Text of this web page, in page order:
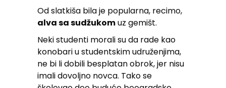
Od slatkiša bila je popularna, recimo,
alva sa sudžukomuz gemišt.
Neki studenti morali su da rade kao
konobari u studentskim udruženjima,
ne bi li dobili besplatan obrok, jer nisu
imali dovoljno novca. Tako se